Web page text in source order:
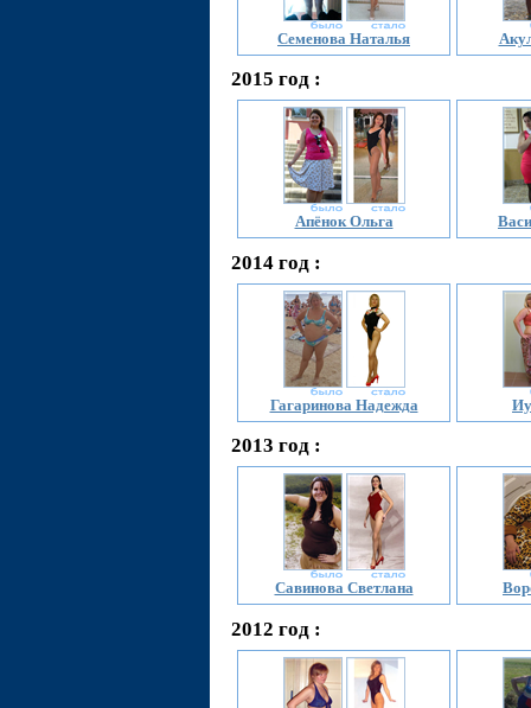
Семенова Наталья
2015 год :
Апёнок Ольга
2014 год :
Гагаринова Надежда
2013 год :
Савинова Светлана
2012 год :